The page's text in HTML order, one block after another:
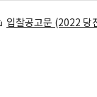
입찰공고문 (2022